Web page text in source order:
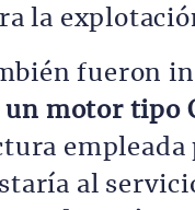
la
fueron
un motor tipo
al